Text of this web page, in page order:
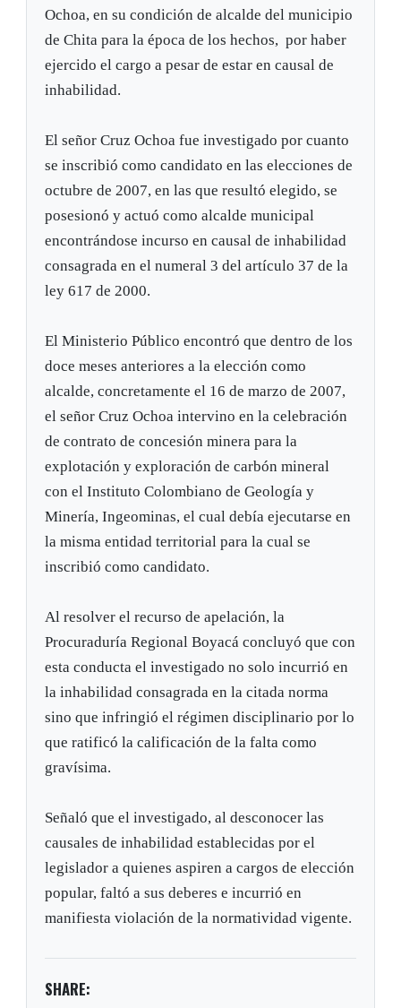
Ochoa, en su condición de alcalde del municipio
de Chita para la época de los hechos, por haber
ejercido el cargo a pesar de estar en causal de
inhabilidad.
El señor Cruz Ochoa fue investigado por cuanto
se inscribió como candidato en las elecciones de
octubre de 2007, en las que resultó elegido, se
posesionó y actuó como alcalde municipal
encontrándose incurso en causal de inhabilidad
consagrada en el numeral 3 del artículo 37 de la
ley 617 de 2000.
El Ministerio Público encontró que dentro de los
doce meses anteriores a la elección como
alcalde, concretamente el 16 de marzo de 2007,
el señor Cruz Ochoa intervino en la celebración
de contrato de concesión minera para la
explotación y exploración de carbón mineral
con el Instituto Colombiano de Geología y
Minería, Ingeominas, el cual debía ejecutarse en
la misma entidad territorial para la cual se
inscribió como candidato.
Al resolver el recurso de apelación, la
Procuraduría Regional Boyacá concluyó que con
esta conducta el investigado no solo incurrió en
la inhabilidad consagrada en la citada norma
sino que infringió el régimen disciplinario por lo
que ratificó la calificación de la falta como
gravísima.
Señaló que el investigado, al desconocer las
causales de inhabilidad establecidas por el
legislador a quienes aspiren a cargos de elección
popular, faltó a sus deberes e incurrió en
manifiesta violación de la normatividad vigente.
SHARE: